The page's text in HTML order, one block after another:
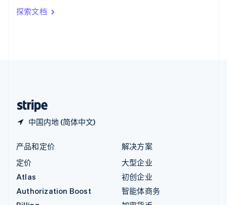
探索文档
中国内地 (简体中文)
印度
English
产品和定价
定价
Atlas
Authorization Boost
解决方案
大型企业
初创企业
智能体商务